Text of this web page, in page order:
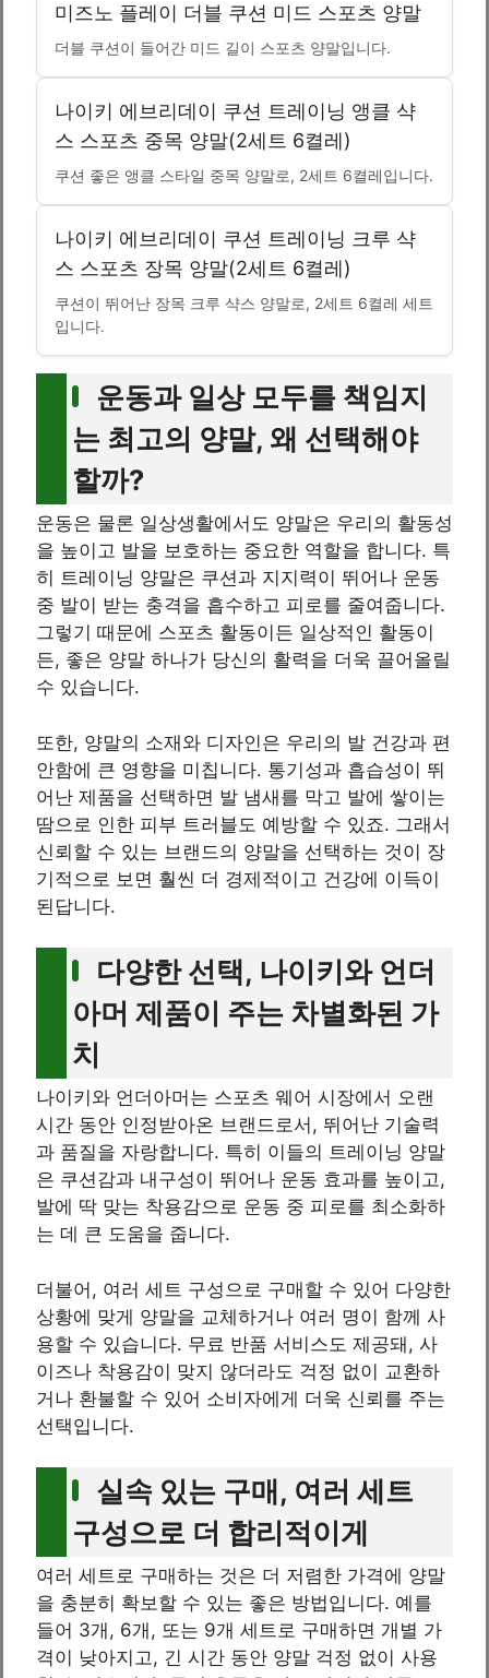
미즈노 플레이 더블 쿠션 미드 스포츠 양말
더블 쿠션이 들어간 미드 길이 스포츠 양말입니다.
나이키 에브리데이 쿠션 트레이닝 앵클 샥
스 스포츠 중목 양말(2세트 6켤레)
쿠션 좋은 앵클 스타일 중목 양말로, 2세트 6켤레입니다.
나이키 에브리데이 쿠션 트레이닝 크루 샥
스 스포츠 장목 양말(2세트 6켤레)
쿠션이 뛰어난 장목 크루 샥스 양말로, 2세트 6켤레 세트
입니다.
운동과 일상 모두를 책임지
는 최고의 양말, 왜 선택해야
할까?
운동은 물론 일상생활에서도 양말은 우리의 활동성
을 높이고 발을 보호하는 중요한 역할을 합니다. 특
히 트레이닝 양말은 쿠션과 지지력이 뛰어나 운동
중 발이 받는 충격을 흡수하고 피로를 줄여줍니다.
그렇기 때문에 스포츠 활동이든 일상적인 활동이
든, 좋은 양말 하나가 당신의 활력을 더욱 끌어올릴
수 있습니다.
또한, 양말의 소재와 디자인은 우리의 발 건강과 편
안함에 큰 영향을 미칩니다. 통기성과 흡습성이 뛰
어난 제품을 선택하면 발 냄새를 막고 발에 쌓이는
땀으로 인한 피부 트러블도 예방할 수 있죠. 그래서
신뢰할 수 있는 브랜드의 양말을 선택하는 것이 장
기적으로 보면 훨씬 더 경제적이고 건강에 이득이
된답니다.
다양한 선택, 나이키와 언더
아머 제품이 주는 차별화된 가
치
나이키와 언더아머는 스포츠 웨어 시장에서 오랜
시간 동안 인정받아온 브랜드로서, 뛰어난 기술력
과 품질을 자랑합니다. 특히 이들의 트레이닝 양말
은 쿠션감과 내구성이 뛰어나 운동 효과를 높이고,
발에 딱 맞는 착용감으로 운동 중 피로를 최소화하
는 데 큰 도움을 줍니다.
더불어, 여러 세트 구성으로 구매할 수 있어 다양한
상황에 맞게 양말을 교체하거나 여러 명이 함께 사
용할 수 있습니다. 무료 반품 서비스도 제공돼, 사
이즈나 착용감이 맞지 않더라도 걱정 없이 교환하
거나 환불할 수 있어 소비자에게 더욱 신뢰를 주는
선택입니다.
실속 있는 구매, 여러 세트
구성으로 더 합리적이게
여러 세트로 구매하는 것은 더 저렴한 가격에 양말
을 충분히 확보할 수 있는 좋은 방법입니다. 예를
들어 3개, 6개, 또는 9개 세트로 구매하면 개별 가
격이 낮아지고, 긴 시간 동안 양말 걱정 없이 사용